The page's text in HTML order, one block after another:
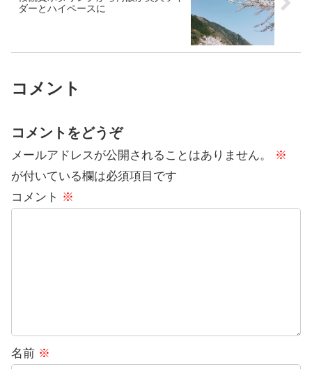
ダーとハイペースに
コメント
コメントをどうぞ
メールアドレスが公開されることはありません。
※
が付いている欄は必須項目です
コメント ※
名前 ※